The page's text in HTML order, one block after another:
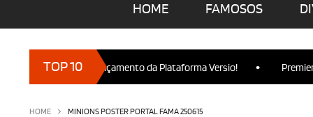
HOME FAMOSOS
TOP 10
presença no Lançamento da Plataforma Versio! • Premiere de
HOME MINIONS POSTER PORTAL FAMA 250615